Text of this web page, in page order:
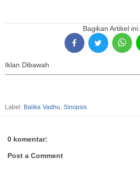
Bagikan Artikel ini:
Iklan Dibawah
Label: Balika Vadhu, Sinopsis
0 komentar:
Post a Comment